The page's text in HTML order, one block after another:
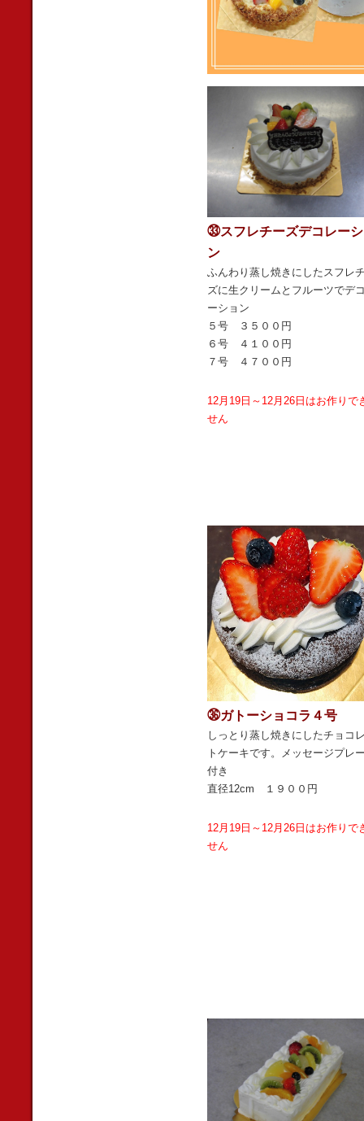
㉝スフレチーズデコレー
ン
ふんわり蒸し焼きにしたスフレ
ズに生クリームとフルーツでデ
ーション
５号 ３５００円
６号 ４１００円
７号 ４７００円
12月19日～12月26日はお作りで
せん
㊱ガトーショコラ４号
しっとり蒸し焼きにしたチョコ
トケーキです。メッセージプレ
付き
直径12cm １９００円
12月19日～12月26日はお作りで
せん